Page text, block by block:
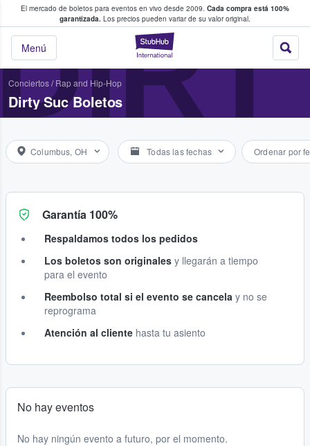
El mercado de boletos para eventos en vivo desde 2009. Cada compra está 100%
garantizada. Los precios pueden variar de su valor original.
StubHub: donde
Menú
fans compran y venden boletos
Conciertos/ Rap and Hip-Hop
Dirty Suc Boletos
Columbus, OH Todas las fechas Ordenar por
Garantía 100%
Respaldamos todos los pedidos
Los boletos son originales y llegarán a tiempo
para el evento
Reembolso total si el evento se cancela y no se
reprograma
Atención al cliente hasta tu asiento
No hay eventos
No hay ningún evento a futuro, por el momento.